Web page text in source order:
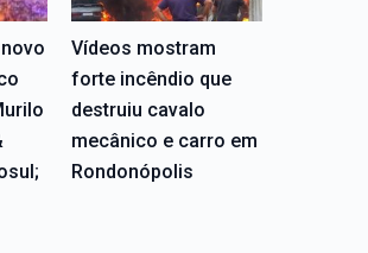
Vídeos mostram
forte incêndio que
destruiu cavalo
mecânico e carro em
Rondonópolis